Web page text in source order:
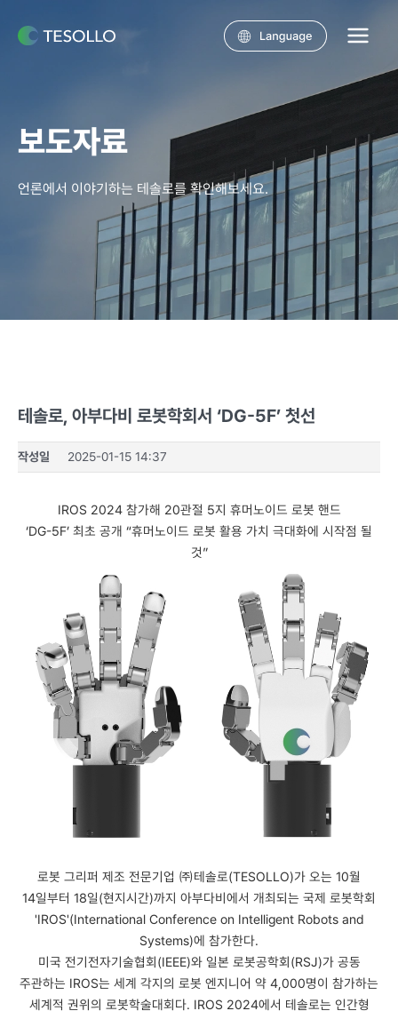
건너뛰기
Menu
보도자료
언론에서 이야기하는 테솔로를 확인해보세요.
테솔로, 아부다비 로봇학회서 ‘DG-5F’ 첫선
작성일 2025-01-15 14:37
IROS 2024 참가해 20관절 5지 휴머노이드 로봇 핸드
‘DG-5F’ 최초 공개 “휴머노이드 로봇 활용 가치 극대화에 시작점 될
것”
로봇 그리퍼 제조 전문기업 ㈜테솔로(TESOLLO)가 오는 10월
14일부터 18일(현지시간)까지 아부다비에서 개최되는 국제 로봇학회
'IROS'(International Conference on Intelligent Robots and
Systems)에 참가한다.
미국 전기전자기술협회(IEEE)와 일본 로봇공학회(RSJ)가 공동
주관하는 IROS는 세계 각지의 로봇 엔지니어 약 4,000명이 참가하는
세계적 권위의 로봇학술대회다. IROS 2024에서 테솔로는 인간형